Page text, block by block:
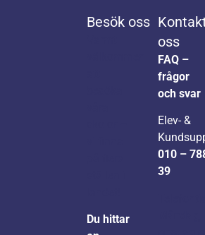
Besök oss
Du hittar
oss
FAQ –
frågor
och svar
Elev- &
010 –
39